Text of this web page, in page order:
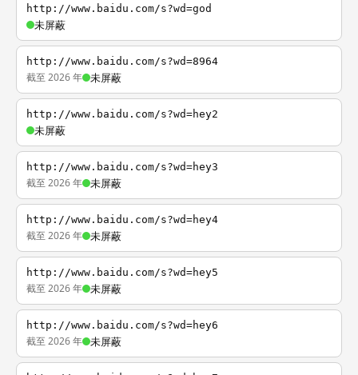
http://www.baidu.com/s?wd=god
未屏蔽
http://www.baidu.com/s?wd=8964
截至 2026 年 未屏蔽
http://www.baidu.com/s?wd=hey2
未屏蔽
http://www.baidu.com/s?wd=hey3
截至 2026 年 未屏蔽
http://www.baidu.com/s?wd=hey4
截至 2026 年 未屏蔽
http://www.baidu.com/s?wd=hey5
截至 2026 年 未屏蔽
http://www.baidu.com/s?wd=hey6
截至 2026 年 未屏蔽